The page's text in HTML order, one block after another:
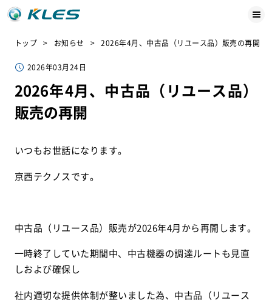
トップ お知らせ 2026年4月、中古品（リユース品）販売の再開
2026年03月24日
2026年4月、中古品（リユース品）
販売の再開
いつもお世話になります。
京西テクノスです。
中古品（リユース品）販売が2026年4月から再開します。
一時終了していた期間中、中古機器の調達ルートも見直
しおよび確保し
社内適切な提供体制が整いました為、中古品（リユース